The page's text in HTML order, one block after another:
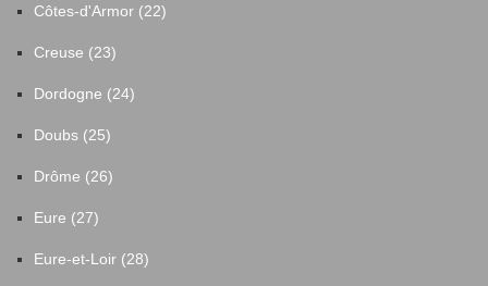
Côtes-d'Armor (22)
Creuse (23)
Dordogne (24)
Doubs (25)
Drôme (26)
Eure (27)
Eure-et-Loir (28)